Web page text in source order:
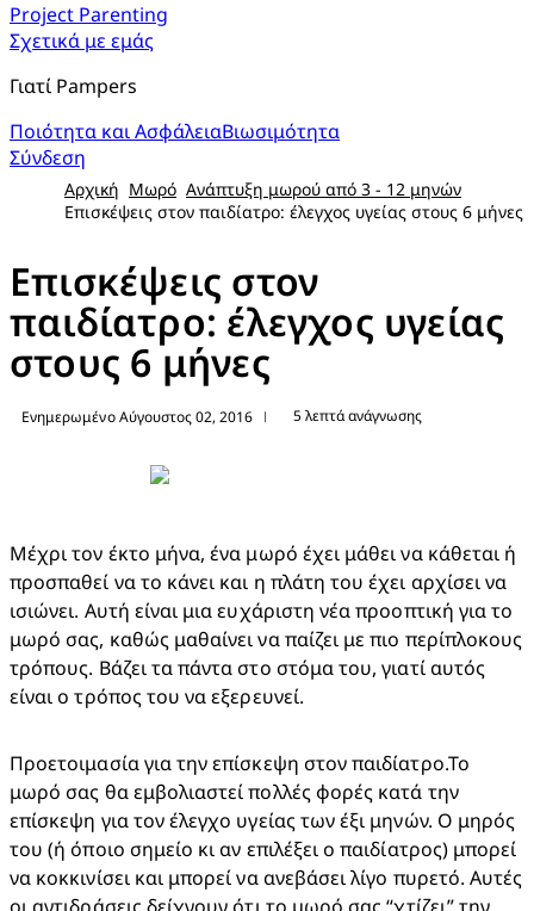
Project Parenting
Σχετικά με εμάς
Γιατί Pampers
Ποιότητα και ΑσφάλειαΒιωσιμότητα
Σύνδεση
Αρχική Μωρό Ανάπτυξη μωρού από 3 - 12 μηνών
Επισκέψεις στον παιδίατρο: έλεγχος υγείας στους 6 μήνες
Επισκέψεις στον
παιδίατρο: έλεγχος υγείας
στους 6 μήνες
Ενημερωμένο Αύγουστος 02, 2016 | 5 λεπτά ανάγνωσης
Μέχρι τον έκτο μήνα, ένα μωρό έχει μάθει να κάθεται ή
προσπαθεί να το κάνει και η πλάτη του έχει αρχίσει να
ισιώνει. Αυτή είναι μια ευχάριστη νέα προοπτική για το
μωρό σας, καθώς μαθαίνει να παίζει με πιο περίπλοκους
τρόπους. Βάζει τα πάντα στο στόμα του, γιατί αυτός
είναι ο τρόπος του να εξερευνεί.
Προετοιμασία για την επίσκεψη στον παιδίατρο.Το
μωρό σας θα εμβολιαστεί πολλές φορές κατά την
επίσκεψη για τον έλεγχο υγείας των έξι μηνών. Ο μηρός
του (ή όποιο σημείο κι αν επιλέξει ο παιδίατρος) μπορεί
να κοκκινίσει και μπορεί να ανεβάσει λίγο πυρετό. Αυτές